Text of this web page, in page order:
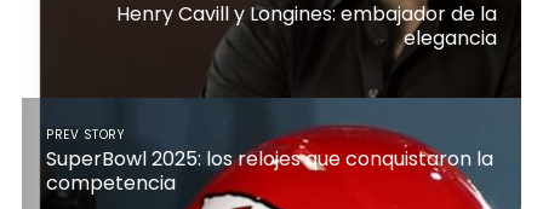
Henry Cavill y Longines: embajador de la
elegancia
PREV STORY
SuperBowl 2025: los relojes que conquistaron la
competencia